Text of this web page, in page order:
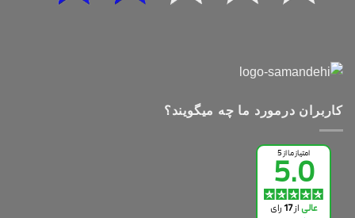
کاربران درمورد ما چه میگویند؟